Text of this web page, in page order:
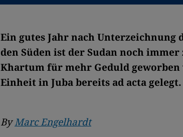
Ein gutes Jahr nach Unterzeichnung
den Süden ist der Sudan noch
Khartum für mehr Geduld
Einheit in Juba bereits ad acta gelegt.
ByMarc Engelhardt